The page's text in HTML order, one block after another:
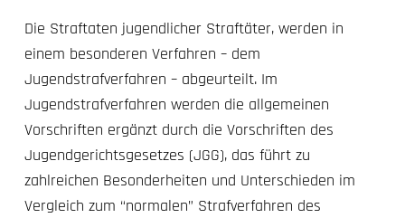
Die Straftaten jugendlicher Straftäter, werden in
einem besonderen Verfahren – dem
Jugendstrafverfahren – abgeurteilt. Im
Jugendstrafverfahren werden die allgemeinen
Vorschriften ergänzt durch die Vorschriften des
Jugendgerichtsgesetzes (JGG), das führt zu
zahlreichen Besonderheiten und Unterschieden im
Vergleich zum “normalen” Strafverfahren des